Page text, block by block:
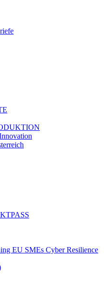
EU SMEs Cyber Resilience